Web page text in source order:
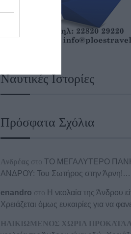
Ναυτικές Ιστορίες
Πρόσφατα Σχόλια
Ανδρέας στοΤΟ ΜΕΓΑΛΥΤΕΡΟ
ΑΝΔΡΟΥ: Του Σωτήρος στην Άρνη!…
enandro στο Η νεολαία της Άνδρου
Χρειάζεται όμως ευκαιρίες για να
ΗΛΙΚΙΩΜΕΝΟΣ ΧΩΡΙΑ